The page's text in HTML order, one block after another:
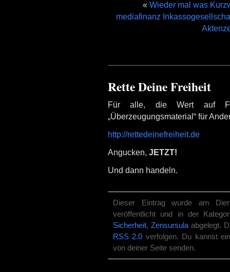
« Wieder mal was
mediafinanz
Rette Deine Freiheit
Für alle, die Wert auf
„Überzeugungsmaterial“ für
http://rettedeinefreiheit.de
Angucken, JETZT!
Und dann handeln.
Dieser Eintrag wurde am
veröffentlicht und in der
Sicherheit, Zensursula abgelegt.
RSS 2.0 verfolgen. Du kannst
von deiner Seite senden.